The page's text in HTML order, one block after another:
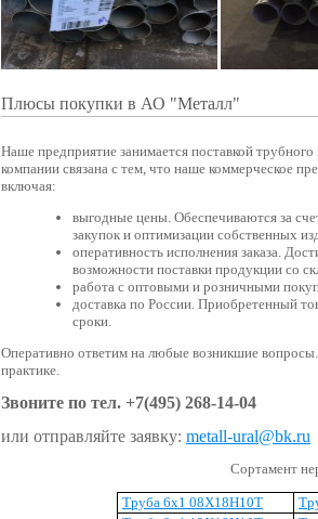
Плюсы покупки в АО "Металл"
Наше предприятие занимается поставкой
компании связана с тем, что наше коммерческое
включая:
выгодные цены. Обеспечиваются за
закупок и оптимизации собственных
оперативность исполнения заказа.
возможности поставки продукции со
работа с оптовыми и розничными
доставка по России. Приобретенный
сроки.
Оперативно ответим на любые возникшие
практике.
Звоните по тел. +7(495) 268-14-04
или отправляйте заявку: metall-ural@bk.ru
Сортамент
Труба 6х1 08Х18Н10Т